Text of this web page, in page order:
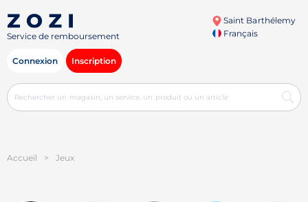
Service de remboursement
Saint Barthélemy
Français
Connexion Inscription
Accueil > Jeux